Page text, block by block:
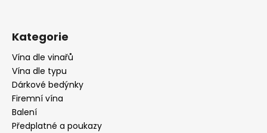
Kategorie
Vína dle vinařů
Vína dle typu
Dárkové bedýnky
Firemní vína
Balení
Předplatné a poukazy